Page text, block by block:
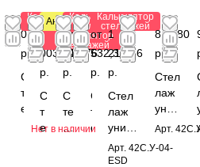
Калькулятор
стеллажей
0
р.
С
т
е
Нет в наличии
Антистатический
Калькулятор
стеллажей
от 2
003,64
р.
С
т
е
Калькулятор
стеллажей
от
809,76
р.
С
те
л
Калькулятор
стеллажей
от
532,32
р.
С
т
е
1
216,56
р.
Стел
лаж
униве
рсаль
ный
Арт.42С.У-04-
ESD
841,80
р.
Стел
лаж
унив
ерса
Арт.